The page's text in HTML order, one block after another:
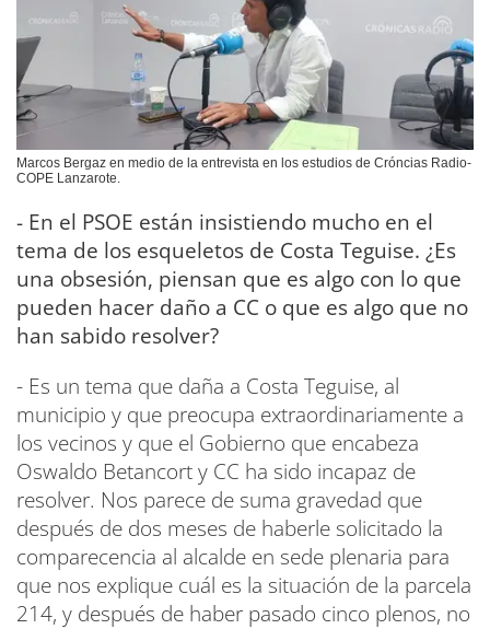
Marcos Bergaz en medio de la entrevista en los estudios de Cróncias Radio-
COPE Lanzarote.
- En el PSOE están insistiendo mucho en el
tema de los esqueletos de Costa Teguise. ¿Es
una obsesión, piensan que es algo con lo que
pueden hacer daño a CC o que es algo que no
han sabido resolver?
- Es un tema que daña a Costa Teguise, al
municipio y que preocupa extraordinariamente a
los vecinos y que el Gobierno que encabeza
Oswaldo Betancort y CC ha sido incapaz de
resolver. Nos parece de suma gravedad que
después de dos meses de haberle solicitado la
comparecencia al alcalde en sede plenaria para
que nos explique cuál es la situación de la parcela
214, y después de haber pasado cinco plenos, no